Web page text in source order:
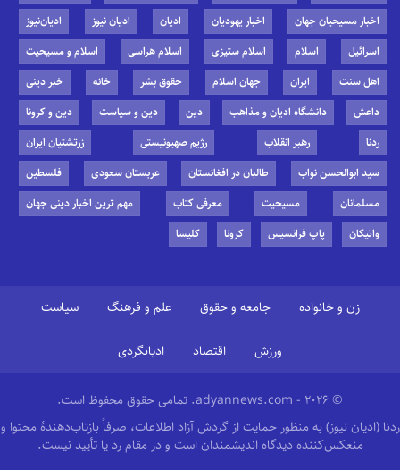
اخبار مسیحیان جهان
اخبار یهودیان ادیان ادیان نیوز
ادیان‌نیوز
اسرائیل
اسلام اسلام ستیزی اسلام هراسی
اسلام و مسیحیت
اهل سنت
ایران جهان اسلام حقوق بشر خانه
خبر دینی
داعش
دانشگاه ادیان و مذاهب دین دین و سیاست
دین و کرونا
ردنا
رهبر انقلاب رژیم صهیونیستی
زرتشتیان ایران
سید ابوالحسن نواب
طالبان در افغانستان عربستان سعودی
فلسطین
مسلمانان
مسیحیت معرفی کتاب
مهم ترین اخبار دینی جهان
واتیکان
پاپ فرانسیس کرونا کلیسا
زن و خانواده جامعه و حقوق علم و فرهنگ سیاست
ورزش اقتصاد ادیانگردی
© 2026 - adyannews.com. تمامی حقوق محفوظ است.
ردنا (ادیان نیوز) به منظور حمایت از گردش آزاد اطلاعات، صرفاً بازتاب‌دهندهٔ محتوا و
منعکس‌کننده دیدگاه اندیشمندان است و در مقام رد یا تأیید نیست.